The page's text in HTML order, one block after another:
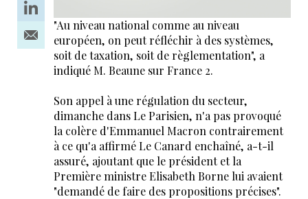
"Au niveau national comme au niveau
européen, on peut réfléchir à des systèmes,
soit de taxation, soit de règlementation", a
indiqué M. Beaune sur France 2.
Son appel à une régulation du secteur,
dimanche dans Le Parisien, n'a pas provoqué
la colère d'Emmanuel Macron contrairement
à ce qu'a affirmé Le Canard enchaîné, a-t-il
assuré, ajoutant que le président et la
Première ministre Elisabeth Borne lui avaient
"demandé de faire des propositions précises".